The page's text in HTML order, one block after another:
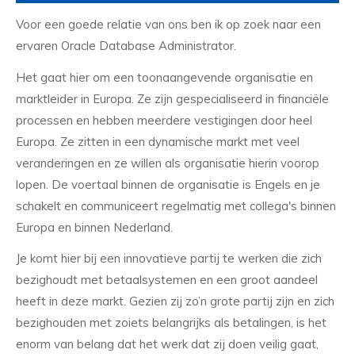
Voor een goede relatie van ons ben ik op zoek naar een
ervaren Oracle Database Administrator.
Het gaat hier om een toonaangevende organisatie en
marktleider in Europa. Ze zijn gespecialiseerd in financiële
processen en hebben meerdere vestigingen door heel
Europa. Ze zitten in een dynamische markt met veel
veranderingen en ze willen als organisatie hierin voorop
lopen. De voertaal binnen de organisatie is Engels en je
schakelt en communiceert regelmatig met collega's binnen
Europa en binnen Nederland.
Je komt hier bij een innovatieve partij te werken die zich
bezighoudt met betaalsystemen en een groot aandeel
heeft in deze markt. Gezien zij zo’n grote partij zijn en zich
bezighouden met zoiets belangrijks als betalingen, is het
enorm van belang dat het werk dat zij doen veilig gaat,